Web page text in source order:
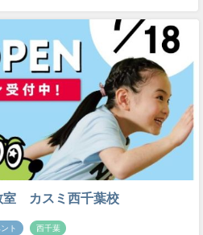
室 カスミ西千葉校
ト 西千葉